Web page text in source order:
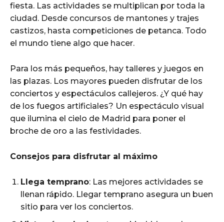
fiesta. Las actividades se multiplican por toda la
ciudad. Desde concursos de mantones y trajes
castizos, hasta competiciones de petanca. Todo
el mundo tiene algo que hacer.
Para los más pequeños, hay talleres y juegos en
las plazas. Los mayores pueden disfrutar de los
conciertos y espectáculos callejeros. ¿Y qué hay
de los fuegos artificiales? Un espectáculo visual
que ilumina el cielo de Madrid para poner el
broche de oro a las festividades.
Consejos para disfrutar al máximo
Llega temprano: Las mejores actividades se
llenan rápido. Llegar temprano asegura un buen
sitio para ver los conciertos.